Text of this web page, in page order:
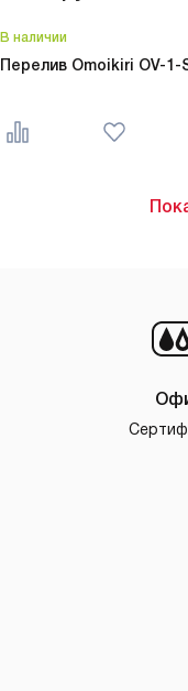
В наличии
Перелив Omoikiri OV-1-